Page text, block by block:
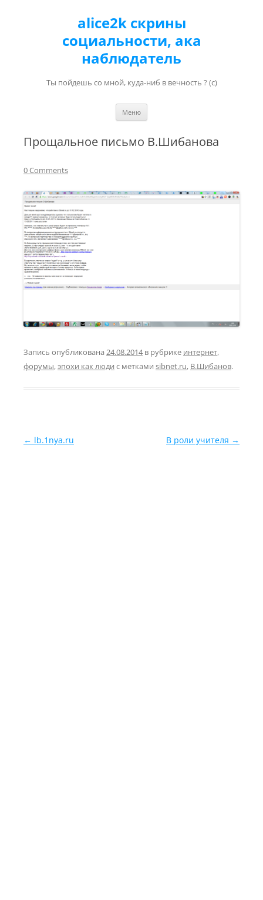
alice2k скрины
социальности, ака
наблюдатель
Ты пойдешь со мной, куда-ниб в вечность ? (с)
Меню
Прощальное письмо В.Шибанова
0 Comments
Запись опубликована 24.08.2014в рубрике интернет,
форумы,эпохи как люди с метками sibnet.ru, В.Шибанов.
Навигация по записям
← lb.1nya.ru В роли учителя →